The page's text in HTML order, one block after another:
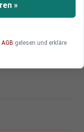
sollen
System gespült
»
AGB gelesen und erkläre